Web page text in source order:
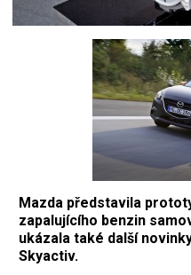
Mazda představila
zapalujícího benzin
ukázala také další
Skyactiv.